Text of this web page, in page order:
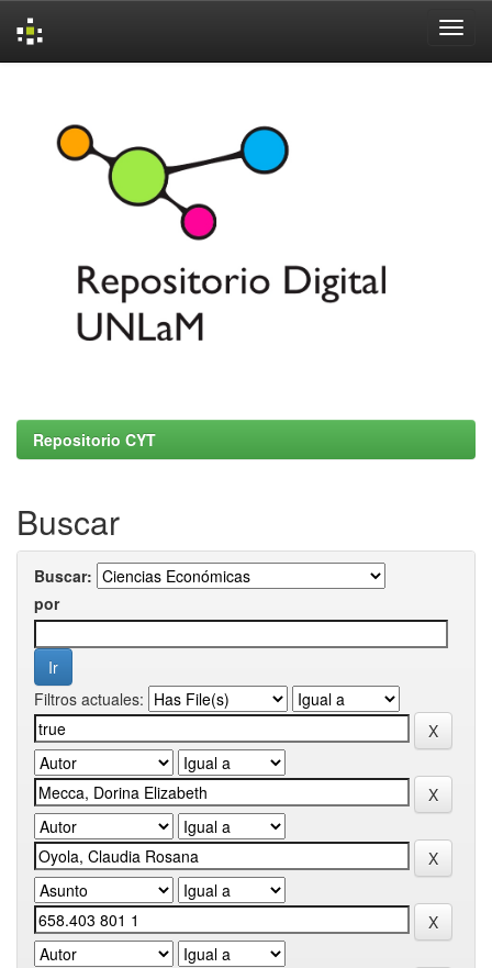
Repositorio CYT
Buscar
Buscar:
por
Filtros actuales: